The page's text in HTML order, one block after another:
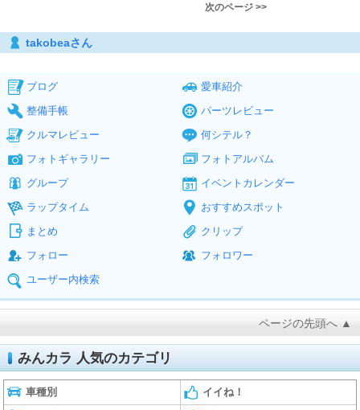
次のページ >>
takobeaさん
ブログ
愛車紹介
整備手帳
パーツレビュー
クルマレビュー
何シテル？
フォトギャラリー
フォトアルバム
グループ
イベントカレンダー
ラップタイム
おすすめスポット
まとめ
クリップ
フォロー
フォロワー
ユーザー内検索
ページの先頭へ ▲
みんカラ 人気のカテゴリ
車種別 イイね！